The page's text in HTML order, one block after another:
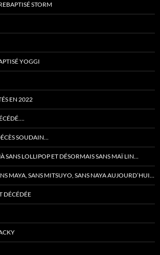
STORM
YOGGI
EN 2022
SOUDAIN…
SANS LOLLIPOP ET DÉSORMAIS SANS MAÏ LIN…
MAYA, SANS MITSUYO, SANS NAYA AUJOURD’HUI…
DÉCÉDÉE